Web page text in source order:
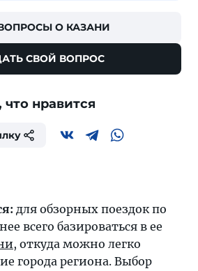
О КАЗАНИ
СВОЙ ВОПРОС
нравится
для обзорных поездок по
всего базироваться в ее
, откуда можно легко
города региона. Выбор